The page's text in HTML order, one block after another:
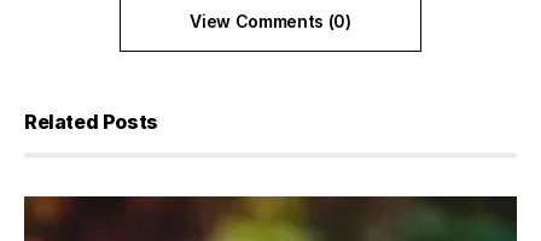
View Comments (0)
Related Posts